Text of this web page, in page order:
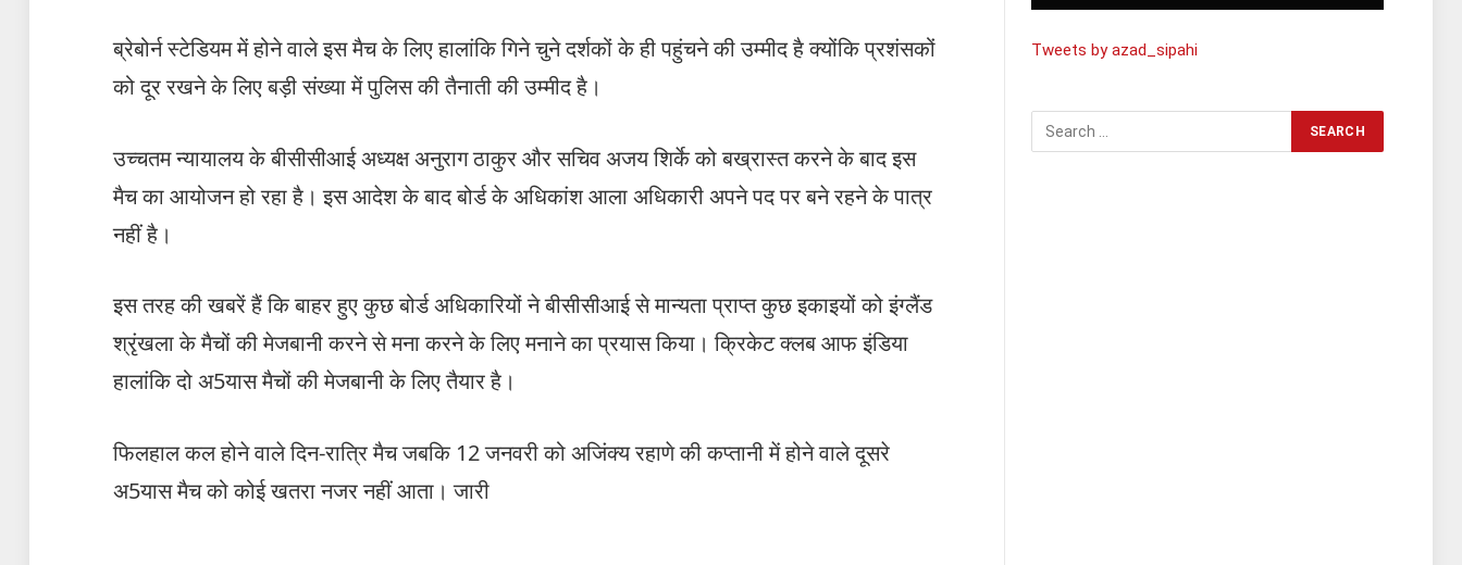
ब्रेबोर्न स्टेडियम में होने वाले इस मैच के लिए हालांकि गिने चुने दर्शकों के ही पहुंचने की उम्मीद है क्योंकि प्रशंसकों
को दूर रखने के लिए बड़ी संख्या में पुलिस की तैनाती की उम्मीद है।
उच्चतम न्यायालय के बीसीसीआई अध्यक्ष अनुराग ठाकुर और सचिव अजय शिर्के को बख्रास्त करने के बाद इस
मैच का आयोजन हो रहा है। इस आदेश के बाद बोर्ड के अधिकांश आला अधिकारी अपने पद पर बने रहने के पात्र
नहीं है।
इस तरह की खबरें हैं कि बाहर हुए कुछ बोर्ड अधिकारियों ने बीसीसीआई से मान्यता प्राप्त कुछ इकाइयों को इंग्लैंड
श्रृंखला के मैचों की मेजबानी करने से मना करने के लिए मनाने का प्रयास किया। क्रिकेट क्लब आफ इंडिया
हालांकि दो अ5यास मैचों की मेजबानी के लिए तैयार है।
फिलहाल कल होने वाले दिन-रात्रि मैच जबकि 12 जनवरी को अजिंक्य रहाणे की कप्तानी में होने वाले दूसरे
अ5यास मैच को कोई खतरा नजर नहीं आता। जारी
Tweets by azad_sipahi